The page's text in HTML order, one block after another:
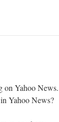
on Yahoo News.
Yahoo News?